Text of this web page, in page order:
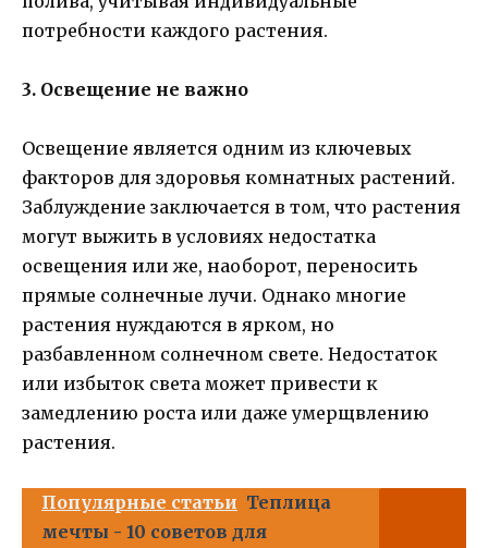
потребности каждого растения.
3. Освещение не важно
Освещение является одним из ключевых
факторов для здоровья комнатных растений.
Заблуждение заключается в том, что растения
могут выжить в условиях недостатка
освещения или же, наоборот, переносить
прямые солнечные лучи. Однако многие
растения нуждаются в ярком, но
разбавленном солнечном свете. Недостаток
или избыток света может привести к
замедлению роста или даже умерщвлению
растения.
Популярные статьи Теплица
мечты - 10 советов для